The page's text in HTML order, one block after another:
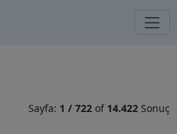
Sayfa: 1 / 722 of 14.422Sonuç